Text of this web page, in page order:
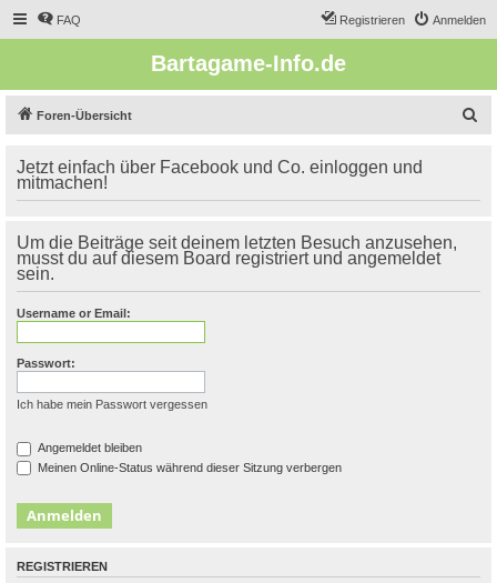
FAQ Anmelden
Registrieren
Bartagame-Info.de
Foren-Übersicht
Jetzt einfach über Facebook und Co. einloggen und
mitmachen!
Um die Beiträge seit deinem letzten Besuch anzusehen,
musst du auf diesem Board registriert und angemeldet
sein.
Username or Email:
Passwort:
Ich habe mein Passwort vergessen
Angemeldet bleiben
Meinen Online-Status während dieser Sitzung verbergen
REGISTRIEREN